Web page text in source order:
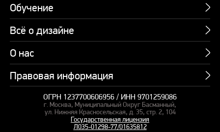
Обучение
Курсы
Пакетные предложения
Профессии
Подарочные сертификаты
Корпоративное обучение
Курсы для сотрудников
Пакетные предложения
Всё о дизайне
Учебник по презентациям
Банк слайдов
Вебинары
Студия дизайна
О нас
Об академии
СМИ о нас
Правовая информация
Карта сайта
Оферта и лицензия
ОГРН 1237700606956 / ИНН 9701259086
г. Москва, Муниципальный Округ Басманный,
ул. Нижняя Красносельская, д. 35, стр. 2, 104
Государственная лицензия
Л035-01298-77/01635812